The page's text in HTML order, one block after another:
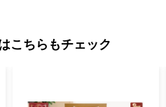
こちらもチェック